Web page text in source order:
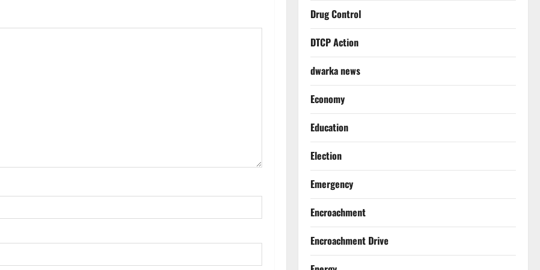
Drug Control
DTCP Action
dwarka news
Economy
Education
Election
Emergency
Encroachment
Encroachment Drive